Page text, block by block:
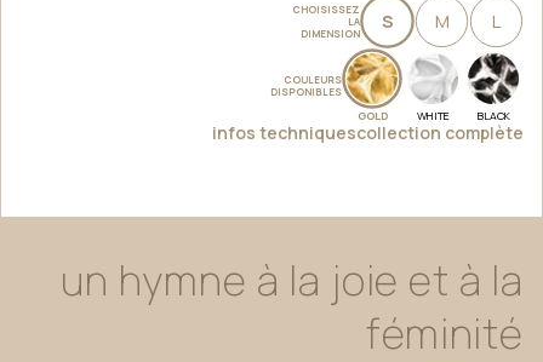
CHOISISSEZ
LA
DIMENSION
S M L
COULEURS
DISPONIBLES
GOLD WHITE BLACK
infos techniquescollection complète
un hymne à la joie et à la
féminité